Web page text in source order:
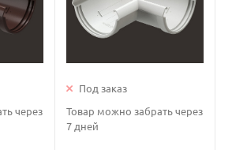
через
Под заказ
Товар можно забрать через
7 дней